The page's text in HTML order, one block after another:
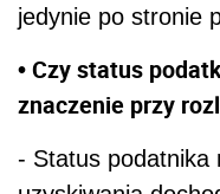
jedynie po stronie
• Czy status
znaczenie przy
- Status podatnika